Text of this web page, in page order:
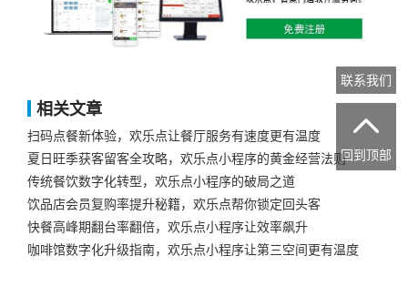
相关文章
扫码点餐新体验，欢乐点让餐厅服务有速度更有温度
夏日旺季获客留客全攻略，欢乐点小程序的黄金经营法则
传统餐饮数字化转型，欢乐点小程序的破局之道
饮品店会员复购率提升秘籍，欢乐点帮你锁定回头客
快餐高峰期翻台率翻倍，欢乐点小程序让效率飙升
咖啡馆数字化升级指南，欢乐点小程序让第三空间更有温度
联系我们

回到顶部